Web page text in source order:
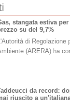
stangata estiva
su del 9,7%
di Regolazione
(ARERA) ha
da record:
riuscito a